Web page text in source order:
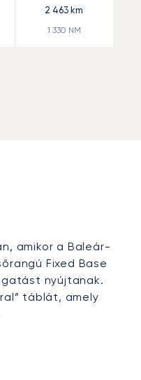
2 463 km
1 330 NM
amikor a Baleár-
Fixed Base
nyújtanak.
táblát, amely